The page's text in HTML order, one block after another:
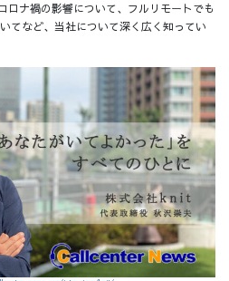
チームインタビュー01
チームインタビュー03
ロナ禍の影響について、フルリモートでも
てなど、当社について深く広く知ってい